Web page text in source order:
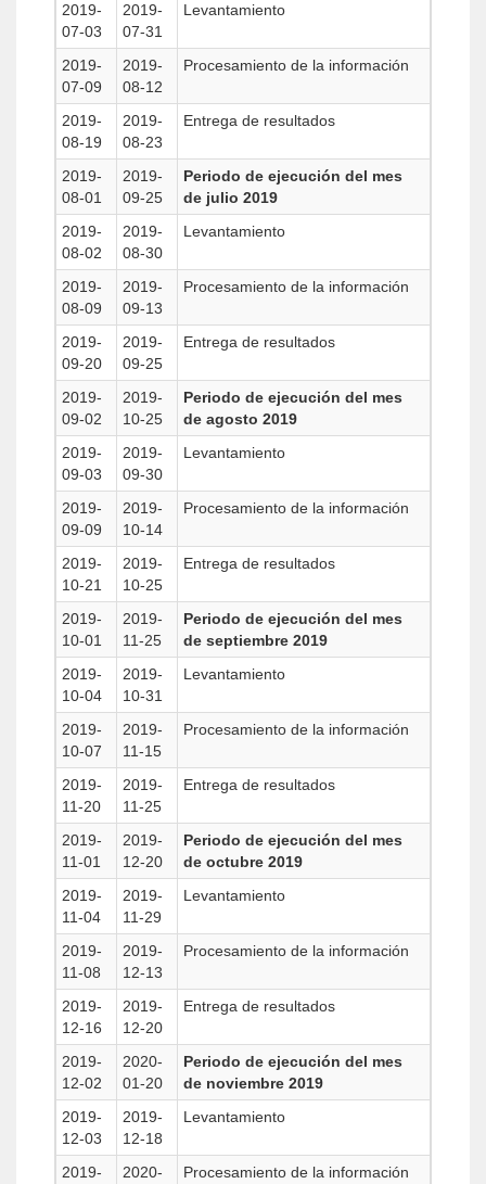
2019-
07-03
2019-
07-31
Levantamiento
2019-
07-09
2019-
08-12
Procesamiento de la información
2019-
08-19
2019-
08-23
Entrega de resultados
2019-
08-01
2019-
09-25
Periodo de ejecución del mes
de julio 2019
2019-
08-02
2019-
08-30
Levantamiento
2019-
08-09
2019-
09-13
Procesamiento de la información
2019-
09-20
2019-
09-25
Entrega de resultados
2019-
09-02
2019-
10-25
Periodo de ejecución del mes
de agosto 2019
2019-
09-03
2019-
09-30
Levantamiento
2019-
09-09
2019-
10-14
Procesamiento de la información
2019-
10-21
2019-
10-25
Entrega de resultados
2019-
10-01
2019-
11-25
Periodo de ejecución del mes
de septiembre 2019
2019-
10-04
2019-
10-31
Levantamiento
2019-
10-07
2019-
11-15
Procesamiento de la información
2019-
11-20
2019-
11-25
Entrega de resultados
2019-
11-01
2019-
12-20
Periodo de ejecución del mes
de octubre 2019
2019-
11-04
2019-
11-29
Levantamiento
2019-
11-08
2019-
12-13
Procesamiento de la información
2019-
12-16
2019-
12-20
Entrega de resultados
2019-
12-02
2020-
01-20
Periodo de ejecución del mes
de noviembre 2019
2019-
12-03
2019-
12-18
Levantamiento
2019- 2020- Procesamiento de la información